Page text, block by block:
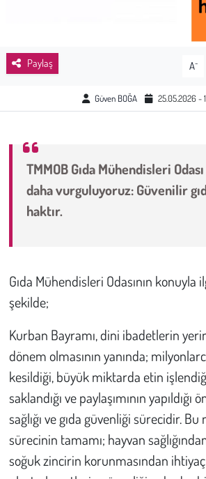
Paylaş A-
Güven BOĞA 25.05.2026 -
TMMOB Gıda Mühendisleri
daha vurguluyoruz: Güvenilir
haktır.
Gıda Mühendisleri Odasının konuyla
şekilde;
Kurban Bayramı, dini ibadetlerin
dönem olmasının yanında;
kesildiği, büyük miktarda etin
saklandığı ve paylaşımının
sağlığı ve gıda güvenliği sürecidir.
sürecinin tamamı; hayvan
soğuk zincirin korunmasından
Bilim - Teknoloji
İnsan Hakları
Hayvan Hakları
Çevre
Galeri
Vefat İlanları
Hukuk
Tarım
Son Dakika
Kent